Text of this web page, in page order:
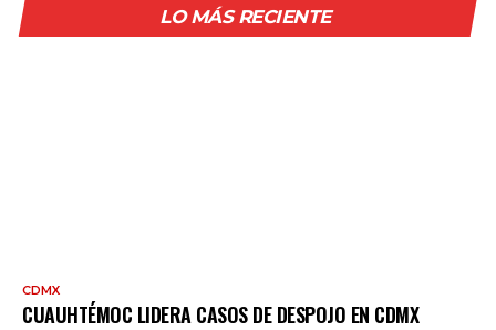
LO MÁS RECIENTE
CDMX
CUAUHTÉMOC LIDERA CASOS DE DESPOJO EN CDMX